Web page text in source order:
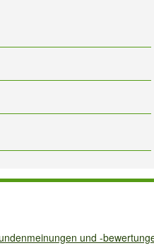
und -